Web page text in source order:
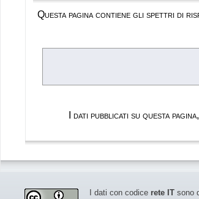
Questa pagina contiene gli spettri di
I dati pubblicati su questa
I dati con codice rete IT sono